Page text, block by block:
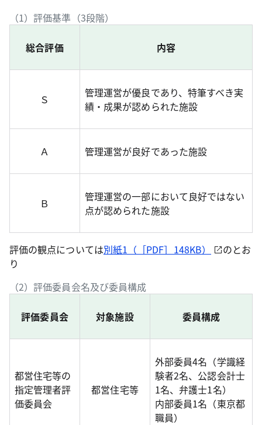
（1）評価基準（3段階）
総合評価 内容
Ｓ
管理運営が優良であり、特筆すべき実
績・成果が認められた施設
Ａ 管理運営が良好であった施設
Ｂ
管理運営の一部において良好ではない
点が認められた施設
評価の観点については別紙1（［PDF］148KB）
のとお
り
（2）評価委員会名及び委員構成
評価委員会 対象施設 委員構成
都営住宅等の
指定管理者評
価委員会
都営住宅等
外部委員4名（学識経
験者2名、公認会計士
1名、弁護士1名）
内部委員1名（東京都
職員）